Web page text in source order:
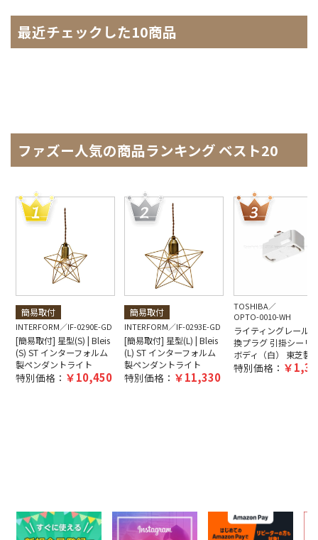
最近チェックした10商品
ファズー人気の商品ランキング ベスト20
簡易取付
INTERFORM IF-0290E-GD
[簡易取付] 星型(S) | Bleis
(S) ST インターフォルム
製ペンダントライト
特別価格： 10,450
簡易取付
INTERFORM IF-0293E-GD
[簡易取付] 星型(L) | Bleis
(L) ST インターフォルム
製ペンダントライト
特別価格： 11,330
TOSHIBA
OPTO-0010-WH
ライティングレール
換プラグ 引掛シーリ
ボディ（白） 東芝製
特別価格：